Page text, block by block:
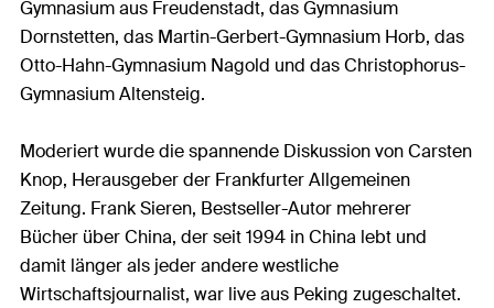
Gymnasium aus Freudenstadt, das Gymnasium
Dornstetten, das Martin-Gerbert-Gymnasium Horb, das
Otto-Hahn-Gymnasium Nagold und das Christophorus-
Gymnasium Altensteig.
Moderiert wurde die spannende Diskussion von Carsten
Knop, Herausgeber der Frankfurter Allgemeinen
Zeitung. Frank Sieren, Bestseller-Autor mehrerer
Bücher über China, der seit 1994 in China lebt und
damit länger als jeder andere westliche
Wirtschaftsjournalist, war live aus Peking zugeschaltet.